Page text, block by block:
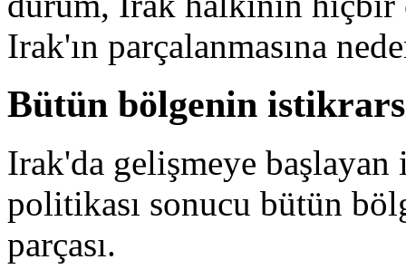
Irak'ın parçalanmasına
Bütün bölgenin
Irak'da gelişmeye
politikası sonucu bütün
parçası.